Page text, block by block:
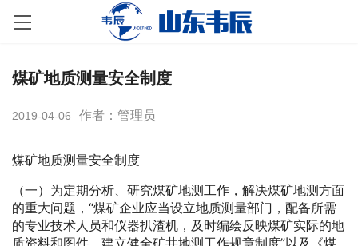
煤矿地质测量安全制度
2019-04-06 作者：管理员
煤矿地质测量安全制度
（一）为定期分析、研究煤矿地测工作，解决煤矿地测方面
的重大问题，“煤矿企业应当设立地质测量部门，配备所需
的专业技术人员和仪器扒渣机，及时编绘反映煤矿实际的地